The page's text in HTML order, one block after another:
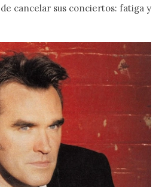
cancelar sus conciertos: fatiga y